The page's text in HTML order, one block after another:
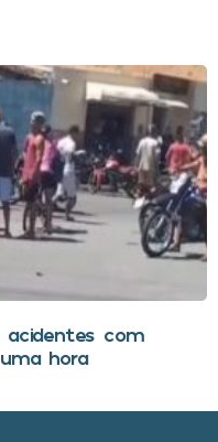
acidentes com
hora